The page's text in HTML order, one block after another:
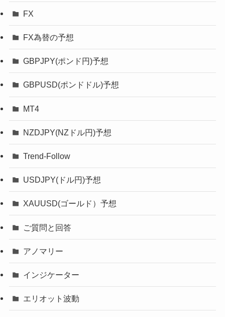
FX
FX為替の予想
GBPJPY(ポンド円)予想
GBPUSD(ポンドドル)予想
MT4
NZDJPY(NZドル円)予想
Trend-Follow
USDJPY(ドル円)予想
XAUUSD(ゴールド）予想
ご質問と回答
アノマリー
インジケーター
エリオット波動